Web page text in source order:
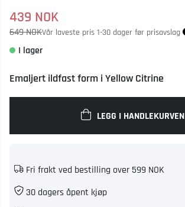
439 NOK
649 NOKVår laveste pris 1-30 dager før prisavslag
Emaljert ildfast form i Yellow Citrine
LEGG I HANDLEKURVEN
Fri frakt ved bestilling over 599 NOK
30 dagers åpent kjøp